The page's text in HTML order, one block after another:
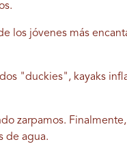
los jóvenes más
"duckies", kayaks
zarpamos.
de agua.